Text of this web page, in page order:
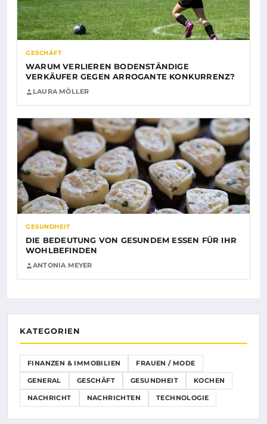
GESCHÄFT
WARUM VERLIEREN BODENSTÄNDIGE
VERKÄUFER GEGEN ARROGANTE KONKURRENZ?
LAURA MÖLLER
GESUNDHEIT
DIE BEDEUTUNG VON GESUNDEM ESSEN FÜR IHR
WOHLBEFINDEN
ANTONIA MEYER
KATEGORIEN
FINANZEN & IMMOBILIEN FRAUEN / MODE
GENERAL GESCHÄFT GESUNDHEIT KOCHEN
NACHRICHT NACHRICHTEN TECHNOLOGIE